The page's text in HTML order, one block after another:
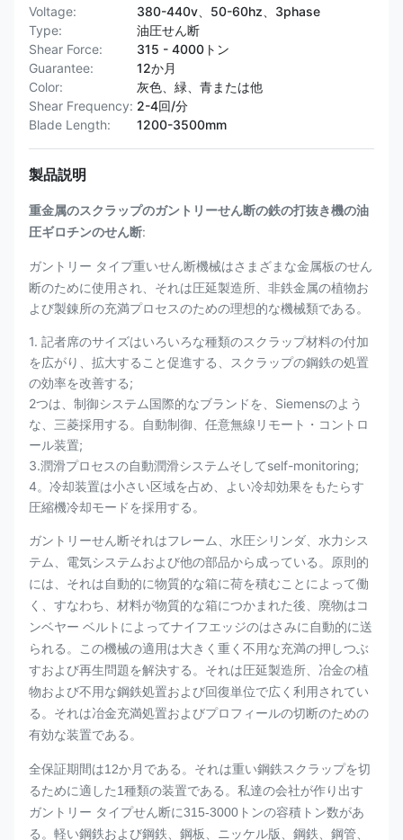
Voltage:
380-440v、50-60hz、3phase
Type:
油圧せん断
Shear Force:
315 - 4000トン
Guarantee:
12か月
Color:
灰色、緑、青または他
Shear Frequency: 2-4回/分
Blade Length:
1200-3500mm
製品説明
重金属のスクラップのガントリーせん断の鉄の打抜き機の油
圧ギロチンのせん断:
ガントリー タイプ重いせん断機械はさまざまな金属板のせん
断のために使用され、それは圧延製造所、非鉄金属の植物お
よび製錬所の充満プロセスのための理想的な機械類である。
1. 記者席のサイズはいろいろな種類のスクラップ材料の付加
を広がり、拡大すること促進する、スクラップの鋼鉄の処置
の効率を改善する;
2つは、制御システム国際的なブランドを、Siemensのよう
な、三菱採用する。自動制御、任意無線リモート・コントロ
ール装置;
3.潤滑プロセスの自動潤滑システムそしてself-monitoring;
4。冷却装置は小さい区域を占め、よい冷却効果をもたらす
圧縮機冷却モードを採用する。
ガントリーせん断それはフレーム、水圧シリンダ、水力シス
テム、電気システムおよび他の部品から成っている。原則的
には、それは自動的に物質的な箱に荷を積むことによって働
く、すなわち、材料が物質的な箱につかまれた後、廃物はコ
ンベヤー ベルトによってナイフエッジのはさみに自動的に送
られる。
この機械の適用は大きく重く不用な充満の押しつぶ
すおよび再生問題を解決する。それは圧延製造所、冶金の植
物および不用な鋼鉄処置および回復単位で広く利用されてい
る。それは冶金充満処置およびプロフィールの切断のための
有効な装置である。
全保証期間は12か月である。 それは重い鋼鉄スクラップを切
るために適した1種類の装置である 。私達の会社が作り出す
ガントリー タイプせん断に315-3000トンの容積トン数があ
る。軽い鋼鉄および鋼鉄、鋼板、ニッケル版、鋼鉄、鋼管、